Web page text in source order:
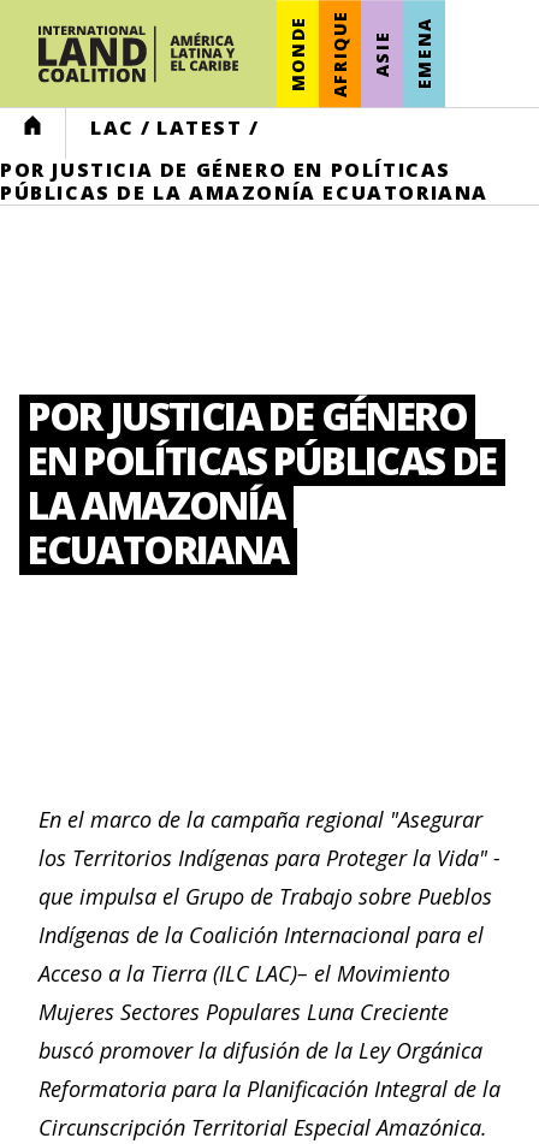
MONDE AFRIQUE ASIE EMENA
HOME LAC / LATEST /
POR JUSTICIA DE GÉNERO EN POLÍTICAS
PÚBLICAS DE LA AMAZONÍA ECUATORIANA
POR JUSTICIA DE GÉNERO
EN POLÍTICAS PÚBLICAS DE
LA AMAZONÍA
ECUATORIANA
En el marco de la campaña regional "Asegurar
los Territorios Indígenas para Proteger la Vida" -
que impulsa el Grupo de Trabajo sobre Pueblos
Indígenas de la Coalición Internacional para el
Acceso a la Tierra (ILC LAC)– el Movimiento
Mujeres Sectores Populares Luna Creciente
buscó promover la difusión de la Ley Orgánica
Reformatoria para la Planificación Integral de la
Circunscripción Territorial Especial Amazónica.